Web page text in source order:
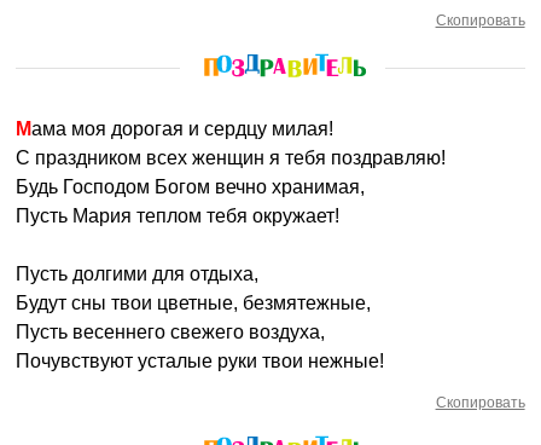
Скопировать
Мама моя дорогая и сердцу милая!
С праздником всех женщин я тебя поздравляю!
Будь Господом Богом вечно хранимая,
Пусть Мария теплом тебя окружает!
Пусть долгими для отдыха,
Будут сны твои цветные, безмятежные,
Пусть весеннего свежего воздуха,
Почувствуют усталые руки твои нежные!
Скопировать